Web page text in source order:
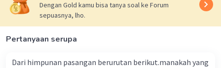
Dengan Gold kamu bisa tanya soal ke Forum
sepuasnya, lho.
Pertanyaan serupa
Dari himpunan pasangan berurutan berikut.manakah yang